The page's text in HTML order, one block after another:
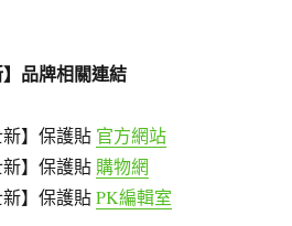
】品牌相關連結
新】保護貼 官方網站
新】保護貼 購物網
新】保護貼PK編輯室